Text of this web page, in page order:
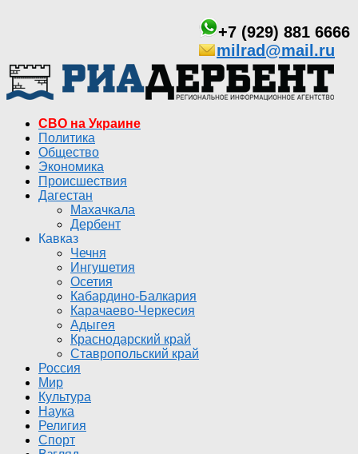
+7 (929) 881 6666
milrad@mail.ru
СВО на Украине
Политика
Общество
Экономика
Происшествия
Дагестан
Махачкала
Дербент
Кавказ
Чечня
Ингушетия
Осетия
Кабардино-Балкария
Карачаево-Черкесия
Адыгея
Краснодарский край
Ставропольский край
Россия
Мир
Культура
Наука
Религия
Спорт